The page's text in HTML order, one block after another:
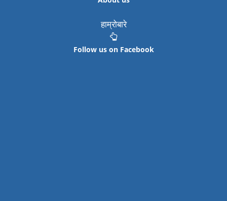
हाम्रोबारे
Follow us on Facebook